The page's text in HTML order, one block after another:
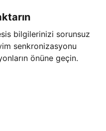
bilgilerinizi sorunsuz
senkronizasyonu
önüne geçin.